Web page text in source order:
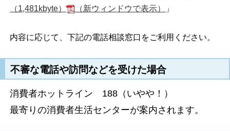
（1,481kbyte）
（新ウィンドウで表示） 」
内容に応じて、下記の電話相談窓口をご利用ください。
不審な電話や訪問などを受けた場合
消費者ホットライン 188（いやや！）
最寄りの消費者生活センターが案内されます。